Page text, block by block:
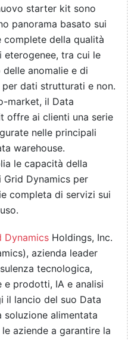
starter kit sono
panorama basato sui
della qualità
tra cui le
anomalie e di
dati strutturati e non.
market, il Data
offre ai clienti una serie
nelle principali
warehouse.
le capacità della
Dynamics per
completa di servizi sui
Dynamics Holdings, Inc.
azienda leader
tecnologica,
prodotti, IA e analisi
il lancio del suo Data
alimentata
aziende a garantire la